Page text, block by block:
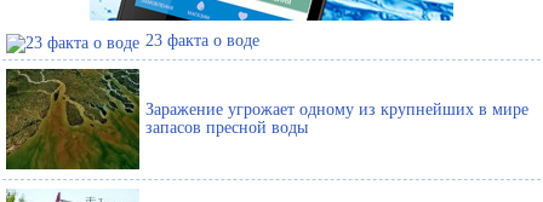
23 факта о воде
Заражение угрожает одному из крупнейших в мире
запасов пресной воды